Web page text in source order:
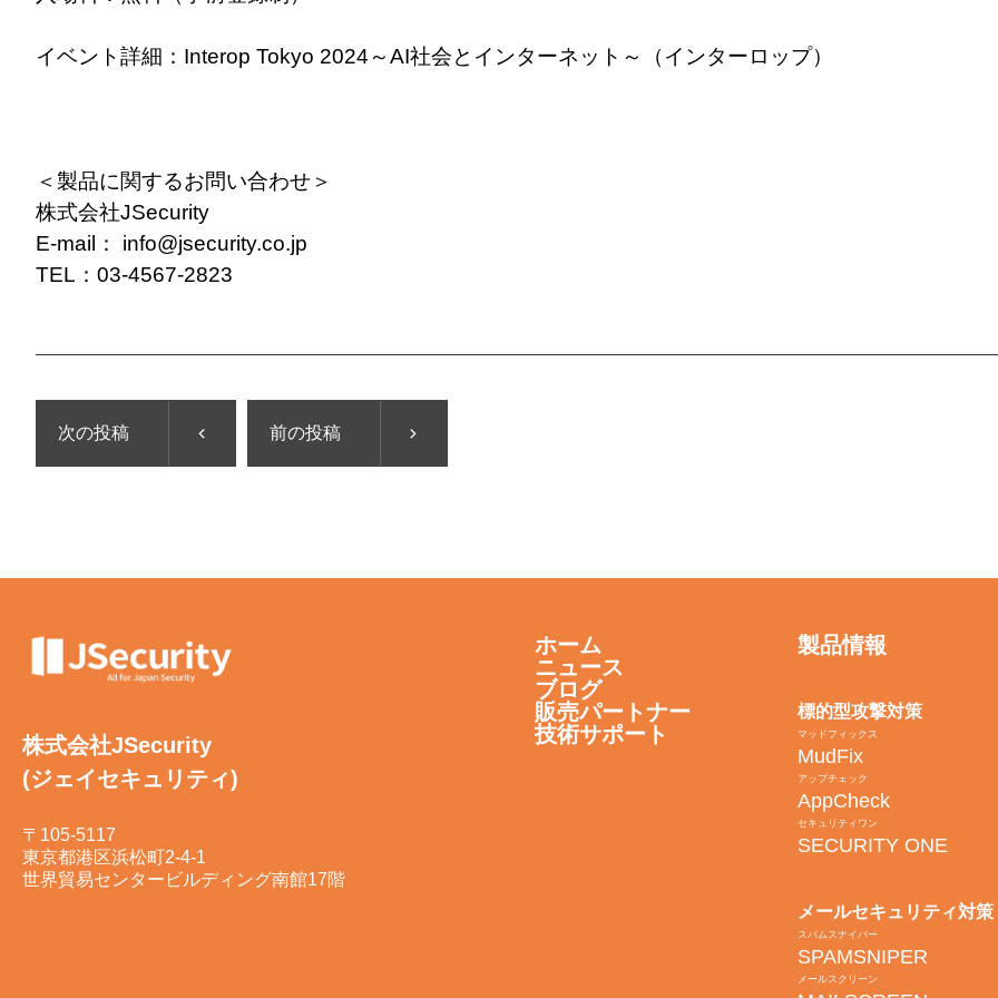
イベント詳細： Interop Tokyo 2024～AI社会とインターネット～（インターロップ）
＜製品に関するお問い合わせ＞
株式会社JSecurity
E-mail： info@jsecurity.co.jp
TEL：03-4567-2823
次の投稿 前の投稿
株式会社JSecurity
(ジェイセキュリティ)
〒105-5117
東京都港区浜松町2-4-1
世界貿易センタービルディング南館17階
ホーム
ニュース
ブログ
販売パートナー
技術サポート
製品情報
標的型攻撃対策
マッドフィックス
MudFix
アップチェック
AppCheck
セキュリティワン
SECURITY ONE
メールセキュリティ対策
スパムスナイパー
SPAMSNIPER
メールスクリーン